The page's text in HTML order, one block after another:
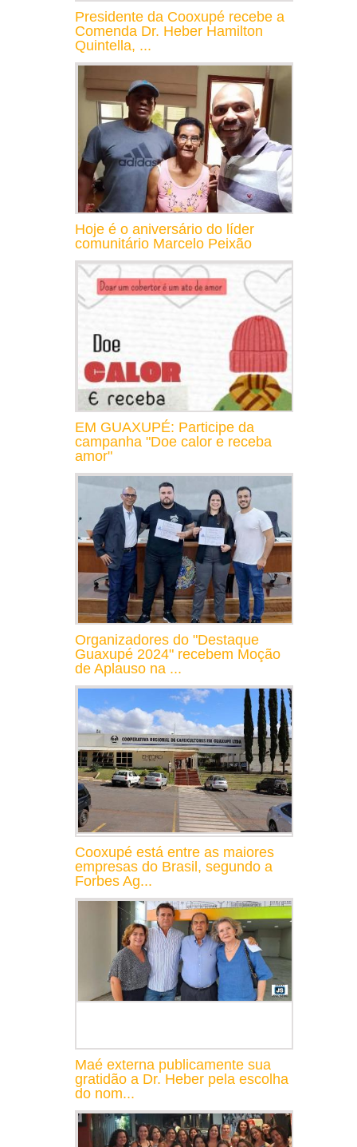
Presidente da Cooxupé recebe a
Comenda Dr. Heber Hamilton
Quintella, ...
Hoje é o aniversário do líder
comunitário Marcelo Peixão
EM GUAXUPÉ: Participe da
campanha "Doe calor e receba
amor"
Organizadores do "Destaque
Guaxupé 2024" recebem Moção
de Aplauso na ...
Cooxupé está entre as maiores
empresas do Brasil, segundo a
Forbes Ag...
Maé externa publicamente sua
gratidão a Dr. Heber pela escolha
do nom...